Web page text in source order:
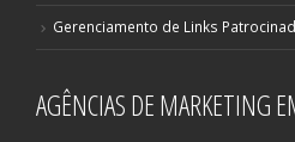
Gerenciamento de Links
AGÊNCIAS DE MARKETING